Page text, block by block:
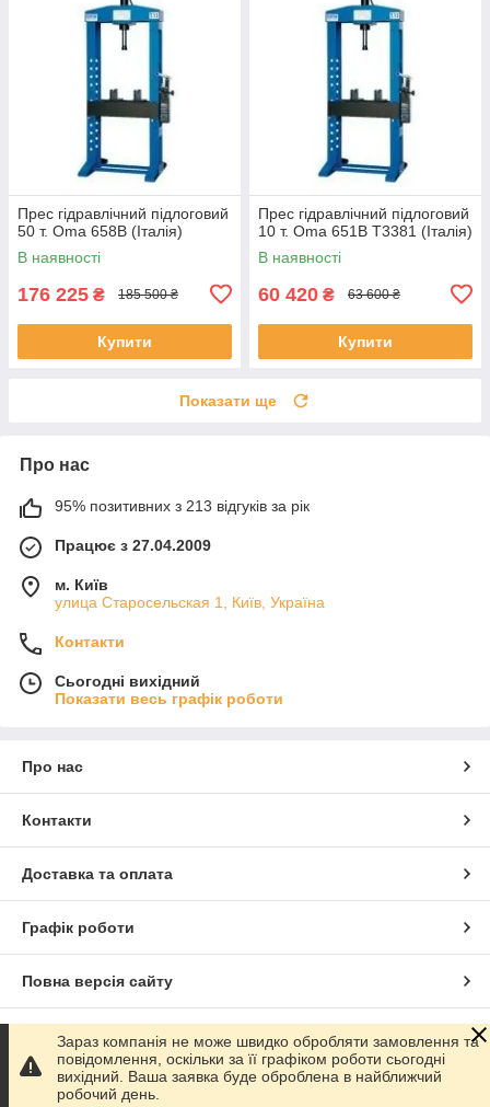
Прес гідравлічний підлоговий
50 т. Oma 658B (Італія)
В наявності
176 225 ₴ 185 500 ₴
Купити
Прес гідравлічний підлоговий
10 т. Oma 651B Т3381 (Італія)
В наявності
60 420 ₴ 63 600 ₴
Купити
Показати ще
Про нас
95% позитивних з 213 відгуків за рік
Працює з 27.04.2009
м. Київ
улица Старосельская 1, Київ, Україна
Контакти
Сьогодні вихідний
Показати весь графік роботи
Про нас
Контакти
Доставка та оплата
Графік роботи
Повна версія сайту
Сайт створено на маркетплейсі Prom.ua
Політика конфіденційності
Зараз компанія не може швидко обробляти замовлення та
повідомлення, оскільки за її графіком роботи сьогодні
вихідний. Ваша заявка буде оброблена в найближчий
робочий день.